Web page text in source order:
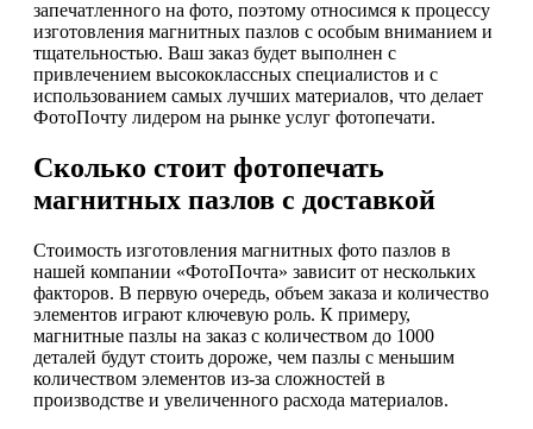
запечатленного на фото, поэтому относимся к процессу
изготовления магнитных пазлов с особым вниманием и
тщательностью. Ваш заказ будет выполнен с
привлечением высококлассных специалистов и с
использованием самых лучших материалов, что делает
ФотоПочту лидером на рынке услуг фотопечати.
Сколько стоит фотопечать
магнитных пазлов с доставкой
Стоимость изготовления магнитных фото пазлов в
нашей компании «ФотоПочта» зависит от нескольких
факторов. В первую очередь, объем заказа и количество
элементов играют ключевую роль. К примеру,
магнитные пазлы на заказ с количеством до 1000
деталей будут стоить дороже, чем пазлы с меньшим
количеством элементов из-за сложностей в
производстве и увеличенного расхода материалов.